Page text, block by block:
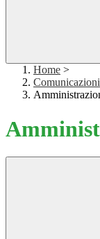
Home >
Comunicazioni